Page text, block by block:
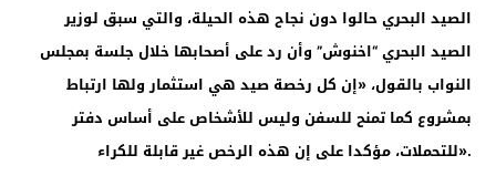
الصيد البحري حالوا دون نجاح هذه الحيلة، والتي سبق لوزير
الصيد البحري “اخنوش” وأن رد على أصحابها خلال جلسة بمجلس
النواب بالقول، «إن كل رخصة صيد هي استثمار ولها ارتباط
بمشروع كما تمنح للسفن وليس للأشخاص على أساس دفتر
للتحملات، مؤكدا على إن هذه الرخص غير قابلة للكراء».